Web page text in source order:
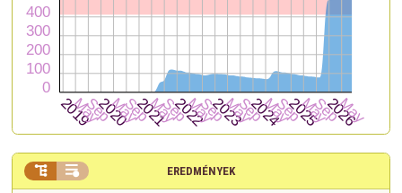
EREDMÉNYEK
 